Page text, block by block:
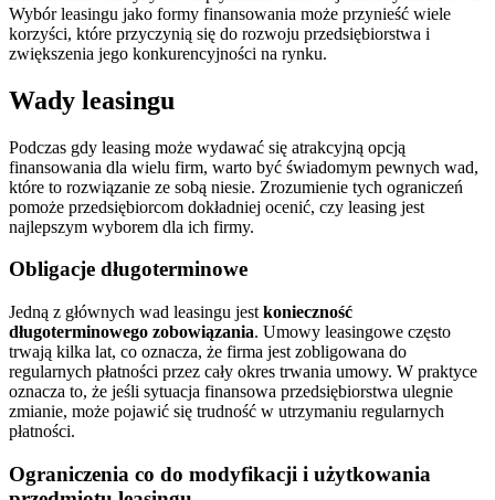
Wybór leasingu jako formy finansowania może przynieść wiele
korzyści, które przyczynią się do rozwoju przedsiębiorstwa i
zwiększenia jego konkurencyjności na rynku.
Wady leasingu
Podczas gdy leasing może wydawać się atrakcyjną opcją
finansowania dla wielu firm, warto być świadomym pewnych wad,
które to rozwiązanie ze sobą niesie. Zrozumienie tych ograniczeń
pomoże przedsiębiorcom dokładniej ocenić, czy leasing jest
najlepszym wyborem dla ich firmy.
Obligacje długoterminowe
Jedną z głównych wad leasingu jest konieczność
długoterminowego zobowiązania. Umowy leasingowe często
trwają kilka lat, co oznacza, że firma jest zobligowana do
regularnych płatności przez cały okres trwania umowy. W praktyce
oznacza to, że jeśli sytuacja finansowa przedsiębiorstwa ulegnie
zmianie, może pojawić się trudność w utrzymaniu regularnych
płatności.
Ograniczenia co do modyfikacji i użytkowania